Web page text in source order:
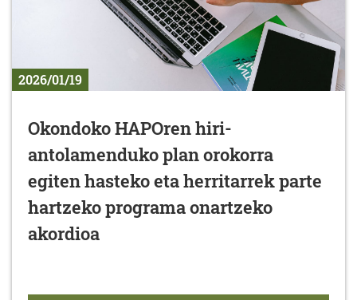
2026/01/19
Okondoko HAPOren hiri-
antolamenduko plan orokorra
egiten hasteko eta herritarrek parte
hartzeko programa onartzeko
akordioa